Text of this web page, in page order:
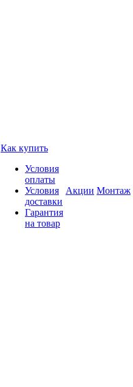
Как купить
Условия
оплаты
Условия
доставки
Гарантия
на товар
Акции Монтаж